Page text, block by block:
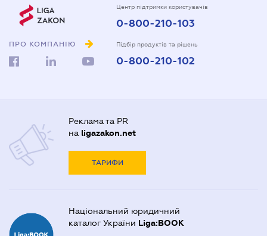
ПРО КОМПАНІЮ
Центр підтримки користувачів
0-800-210-103
Підбір продуктів та рішень
0-800-210-102
Реклама та PR
на ligazakon.net
ТАРИФИ
Національний юридичний
каталог України Liga:BOOK